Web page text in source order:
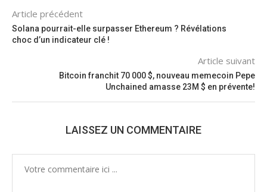
Article précédent
Solana pourrait-elle surpasser Ethereum ? Révélations
choc d’un indicateur clé !
Article suivant
Bitcoin franchit 70 000 $, nouveau memecoin Pepe
Unchained amasse 23M $ en prévente!
LAISSEZ UN COMMENTAIRE